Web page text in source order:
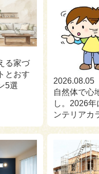
る家づ
とおす
5選
2026.08.05
自然体で心
し。2026年
ンテリアカ